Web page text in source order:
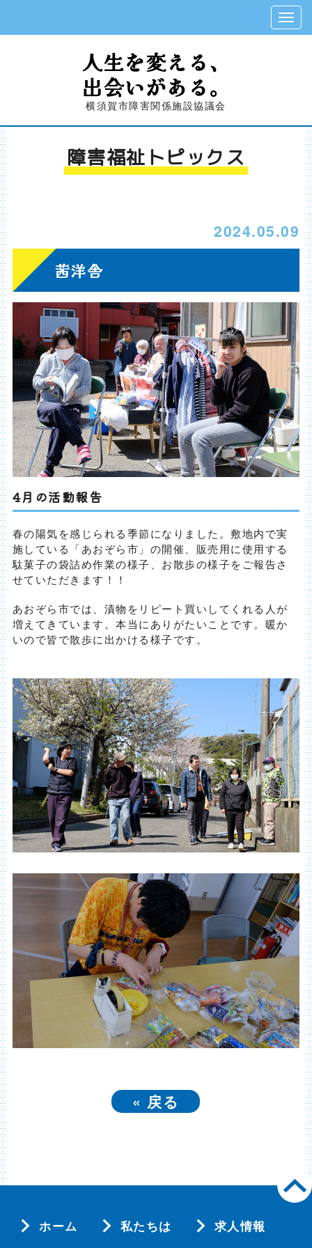
人生を変える、
出会いがある。
横須賀市障害関係施設協議会
障害福祉トピックス
2024.05.09
茜洋舎
4月の活動報告
春の陽気を感じられる季節になりました。敷地内で実
施している「あおぞら市」の開催、販売用に使用する
駄菓子の袋詰め作業の様子、お散歩の様子をご報告さ
せていただきます！！
あおぞら市では、漬物をリピート買いしてくれる人が
増えてきています。本当にありがたいことです。暖か
いので皆で散歩に出かける様子です。
« 戻る
ホーム 私たちは 求人情報